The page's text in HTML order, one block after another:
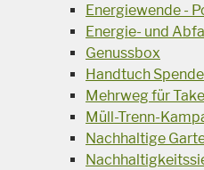
Energiewende -
Energie- und
Genussbox
Handtuch
Mehrweg für
Müll-Trenn-
Nachhaltige